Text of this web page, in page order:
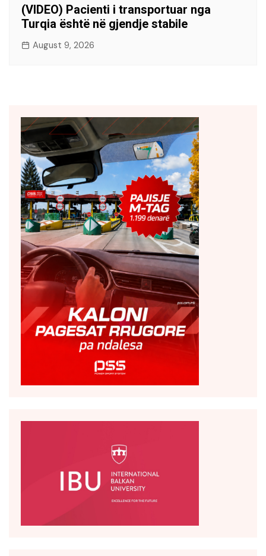
(VIDEO) Pacienti i transportuar nga
Turqia është në gjendje stabile
August 9, 2026